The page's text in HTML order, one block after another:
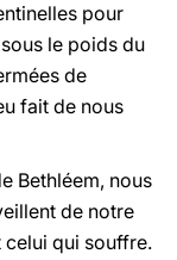
pour
le poids du
de
fait de nous
Bethléem, nous
de notre
qui souffre.